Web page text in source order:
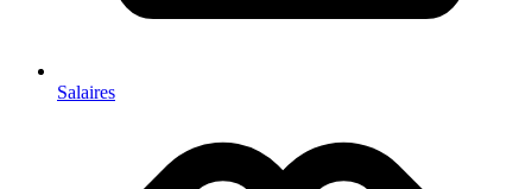
Salaires